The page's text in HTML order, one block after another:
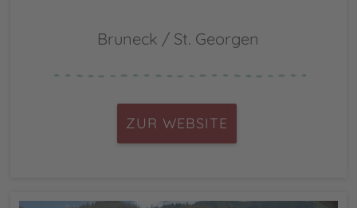
Bruneck / St. Georgen
ZUR WEBSITE